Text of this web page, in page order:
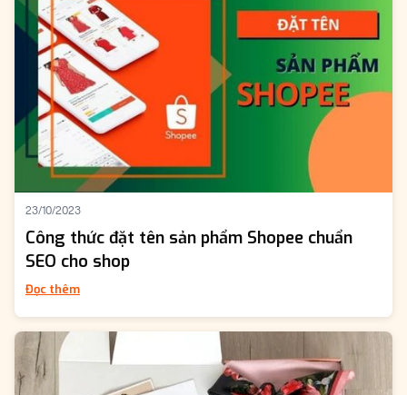
23/10/2023
Công thức đặt tên sản phẩm Shopee chuẩn
SEO cho shop
Đọc thêm